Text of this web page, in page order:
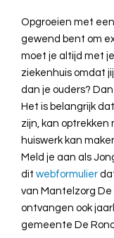
Opgroeien met
gewend bent om
moet je altijd met
ziekenhuis omdat
dan je ouders?
Het is belangrijk
zijn, kan
huiswerk kan
Meld je aan als
dit webformulier
van Mantelzorg
ontvangen ook
gemeente De